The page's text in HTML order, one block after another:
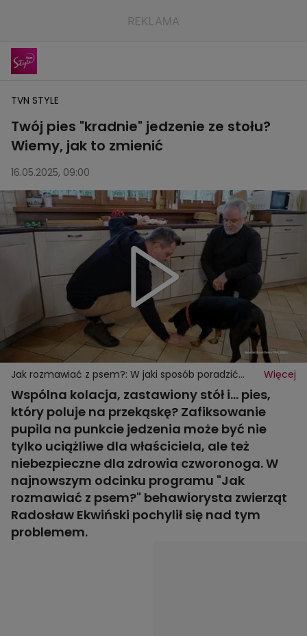
TVN STYLE
Twój pies "kradnie" jedzenie ze stołu?
Wiemy, jak to zmienić
16.05.2025, 09:00
Jak rozmawiać z psem?: W jaki sposób poradzić
sobie z pupilem zafiksowanym na punkcie jedzenia?
Więcej
Wspólna kolacja, zastawiony stół i... pies,
który poluje na przekąskę? Zafiksowanie
pupila na punkcie jedzenia może być nie
tylko uciążliwe dla właściciela, ale też
niebezpieczne dla zdrowia czworonoga. W
najnowszym odcinku programu "Jak
rozmawiać z psem?" behawiorysta zwierząt
Radosław Ekwiński pochylił się nad tym
problemem.